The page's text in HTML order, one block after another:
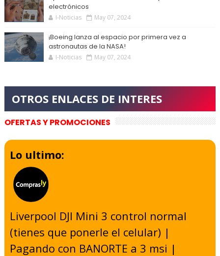
electrónicos
I-Noticias May 07, 2024
¡Boeing lanza al espacio por primera vez a
astronautas de la NASA!
I-Noticias May 07, 2024
OFERTAS Y PROMOCIONES
Lo ultimo:
Liverpool DJI Mini 3 control normal
(tienes que ponerle el celular) |
Pagando con BANORTE a 3 msi |